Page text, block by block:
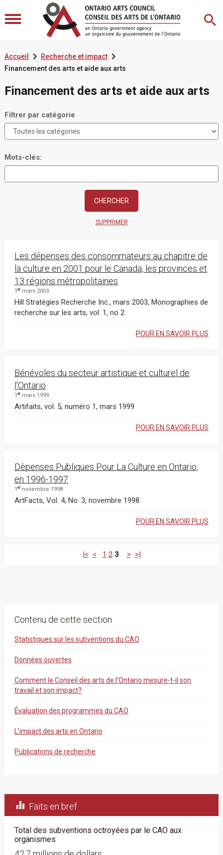
Accueil  Recherche et impact
Financement des arts et aide aux arts
Financement des arts et aide aux arts
Filtrer par catégorie
Mots-clés:
SUPPRIMER
Les dépenses des consommateurs au chapitre de
la culture en 2001 pour le Canada, les provinces et
13 régions métropolitaines
1 ermars 2003
Hill Stratégies Recherche Inc., mars 2003, Monographies de
recherche sur les arts, vol. 1, no 2.
POUR EN SAVOIR PLUS
Bénévoles du secteur artistique et culturel de
l'Ontario
1 ermars 1999
Artifaits, vol. 5, numéro 1, mars 1999
POUR EN SAVOIR PLUS
Dèpenses Publiques Pour La Culture en Ontario,
en 1996-1997
1 ernovembre 1998
ArtFacts, Vol. 4, No. 3, novembre 1998.
POUR EN SAVOIR PLUS
|< < 1 2 3 > >|
Contenu de cette section
Statistiques sur les subventions du CAO
Données ouvertes
Comment le Conseil des arts de l’Ontario mesure-t-il son
travail et son impact?
Évaluation des programmes du CAO
L'impact des arts en Ontario
Publications de recherche
 Faits en bref
Total des subventions octroyées par le CAO aux
organismes